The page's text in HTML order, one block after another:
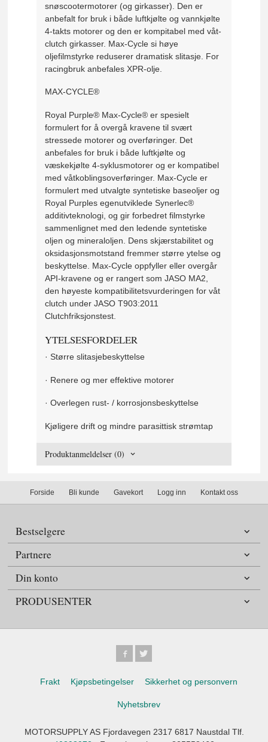
snøscootermotorer (og girkasser). Den er
anbefalt for bruk i både luftkjølte og vannkjølte
4-takts motorer og den er kompitabel med våt-
clutch girkasser. Max-Cycle si høye
oljefilmstyrke reduserer dramatisk slitasje. For
racingbruk anbefales XPR-olje.
MAX-CYCLE®
Royal Purple® Max-Cycle® er spesielt
formulert for å overgå kravene til svært
stressede motorer og overføringer. Det
anbefales for bruk i både luftkjølte og
væskekjølte 4-syklusmotorer og er kompatibel
med våtkoblingsoverføringer. Max-Cycle er
formulert med utvalgte syntetiske baseoljer og
Royal Purples egenutviklede Synerlec®
additivteknologi, og gir forbedret filmstyrke
sammenlignet med den ledende syntetiske
oljen og mineraloljen. Dens skjærstabilitet og
oksidasjonsmotstand fremmer større ytelse og
beskyttelse. Max-Cycle oppfyller eller overgår
API-kravene og er rangert som JASO MA2,
den høyeste kompatibilitetsvurderingen for våt
clutch under JASO T903:2011
Clutchfriksjonstest.
YTELSESFORDELER
· Større slitasjebeskyttelse
· Renere og mer effektive motorer
· Overlegen rust- / korrosjonsbeskyttelse
Kjøligere drift og mindre parasittisk strømtap
Produktanmeldelser (0)
Forside Bli kunde Gavekort Logg inn Kontakt oss
Bestselgere
Partnere
Din konto
PRODUSENTER
Frakt Kjøpsbetingelser Sikkerhet og personvern
Nyhetsbrev
MOTORSUPPLY AS Fjordavegen 2317 6817 Naustdal Tlf.